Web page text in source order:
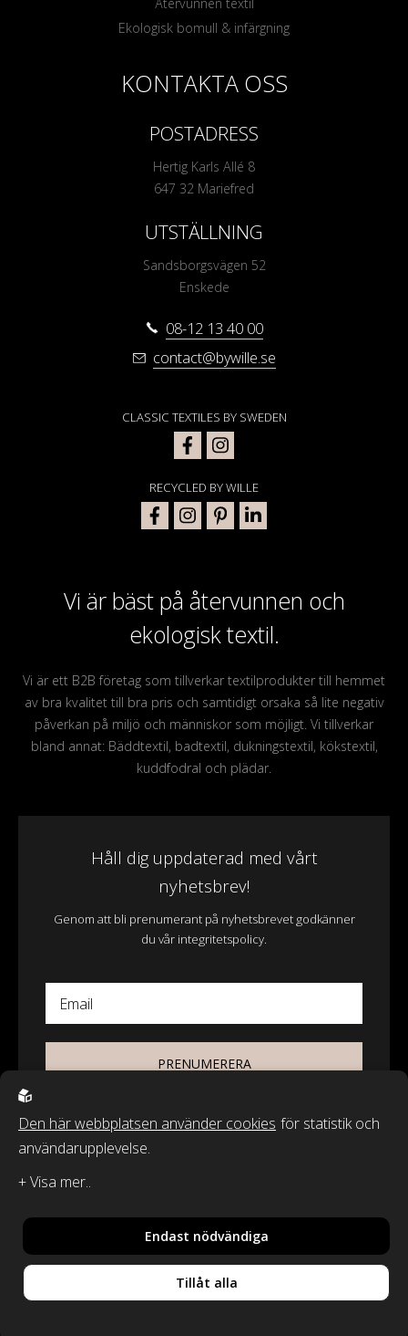
Ekologisk bomull & infärgning
Vi är bäst på återvunnen och
ekologisk textil.
Vi är ett B2B företag som tillverkar textilprodukter till hemmet
av bra kvalitet till bra pris och samtidigt orsaka så lite negativ
påverkan på miljö och människor som möjligt. Vi tillverkar
bland annat: Bäddtextil, badtextil, dukningstextil, kökstextil,
kuddfodral och plädar.
Håll dig uppdaterad med vårt
nyhetsbrev!
Genom att bli prenumerant på nyhetsbrevet godkänner
du vår integritetspolicy.
Email
PRENUMERERA
KONTAKTA OSS
POSTADRESS
Hertig Karls Allé 8
647 32 Mariefred
UTSTÄLLNING
Sandsborgsvägen 52
Enskede
08-12 13 40 00
contact@bywille.se
CLASSIC TEXTILES BY SWEDEN
RECYCLED BY WILLE
Wasa Ecotextil AB.
Sphinxly,Powered by Easyweb
Den här webbplatsen använder cookies för statistik och
användarupplevelse.
Endast nödvändiga
Tillåt alla